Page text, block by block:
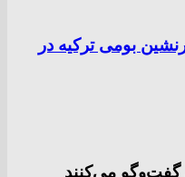
بومی ترکیه در
گفت‌و‌گو می‌کنند